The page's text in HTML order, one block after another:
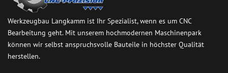
Werkzeugbau Langkamm ist Ihr Spezialist, wenn es um CNC
Bearbeitung geht. Mit unserem hochmodernen Maschinenpark
können wir selbst anspruchsvolle Bauteile in höchster Qualität
herstellen.